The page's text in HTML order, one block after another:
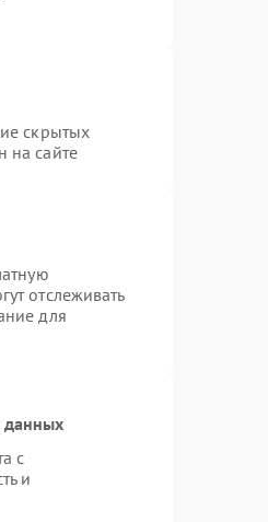
скрытых
на сайте
отслеживать
для
данных
с
и